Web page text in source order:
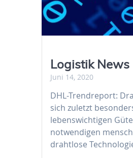
Logistik
Juni 14, 2020
DHL-Trendreport:
sich zuletzt
lebenswichtigen
notwendigen
drahtlose